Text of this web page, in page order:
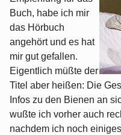
Buch, habe ich mir
das Hörbuch
angehört und es hat
mir gut gefallen.
Eigentlich müßte der
Titel aber heißen: Die
Infos zu den Bienen an
wußte ich vorher auch
nachdem ich noch